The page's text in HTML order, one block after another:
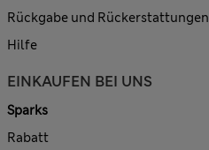
Rückgabe und Rückerstattungen
Hilfe
EINKAUFEN BEI UNS
Sparks
Rabatt